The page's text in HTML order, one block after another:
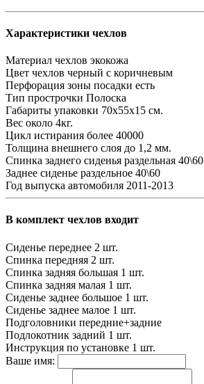
Характеристики чехлов
Материал чехлов экокожа
Цвет чехлов черный с коричневым
Перфорация зоны посадки есть
Тип прострочки Полоска
Габариты упаковки 70х55х15 см.
Вес около 4кг.
Цикл истирания более 40000
Толщина внешнего слоя до 1,2 мм.
Спинка заднего сиденья раздельная 40\60
Заднее сиденье раздельное 40\60
Год выпуска автомобиля 2011-2013
В комплект чехлов входит
Сиденье переднее 2 шт.
Спинка передняя 2 шт.
Спинка задняя большая 1 шт.
Спинка задняя малая 1 шт.
Сиденье заднее большое 1 шт.
Сиденье заднее малое 1 шт.
Подголовники передние+задние
Подлокотник задний 1 шт.
Инструкция по установке 1 шт.
Ваше имя: